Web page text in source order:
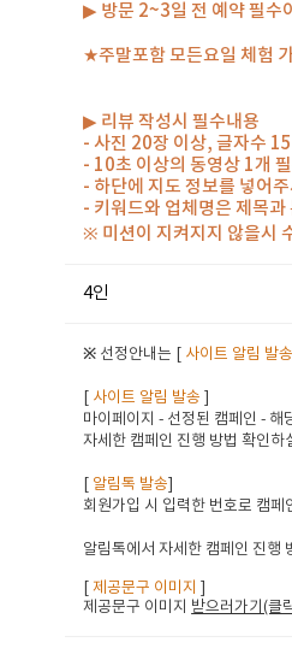
▶ 방문 2~3일 전 예약 필수
★주말포함 모든요일 체험
▶ 리뷰 작성시 필수내용
- 사진 20장 이상, 글자수
- 10초 이상의 동영상 1개
- 하단에 지도 정보를 넣어
- 키워드와 업체명은 제목
※ 미션이 지켜지지 않을시
4인
※ 선정안내는 [ 사이트 알림 발송
사이트 알림 발송
마이페이지 - 선정된 캠페인 - 해
자세한 캠페인 진행 방법 확인하
알림톡 발송
회원가입 시 입력한 번호로 캠페
알림톡에서 자세한 캠페인 진행
[제공문구 이미지
제공문구 이미지 받으러가기(클